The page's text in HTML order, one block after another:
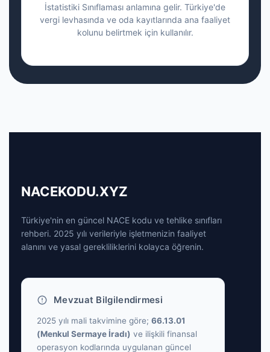
İstatistiki Sınıflaması anlamına gelir. Türkiye'de
vergi levhasında ve oda kayıtlarında ana faaliyet
kolunu belirtmek için kullanılır.
NACEKODU.XYZ
Türkiye'nin en güncel NACE kodu ve tehlike sınıfları
rehberi. 2025 yılı verileriyle işletmenizin faaliyet
alanını ve yasal gerekliliklerini kolayca öğrenin.
Mevzuat Bilgilendirmesi
2025 yılı mali takvimine göre; 66.13.01
(Menkul Sermaye İradı) ve ilişkili finansal
operasyon kodlarında uygulanan güncel